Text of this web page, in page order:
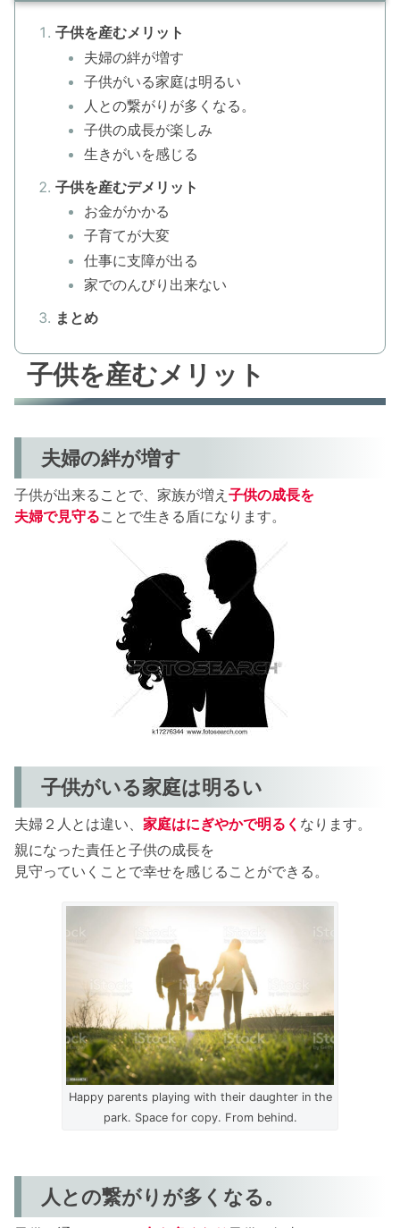
子供を産むメリット
夫婦の絆が増す
子供がいる家庭は明るい
人との繋がりが多くなる。
子供の成長が楽しみ
生きがいを感じる
子供を産むデメリット
お金がかかる
子育てが大変
仕事に支障が出る
家でのんびり出来ない
まとめ
子供を産むメリット
夫婦の絆が増す
子供が出来ることで、家族が増え 子供の成長を
夫婦で見守ることで生きる盾になります。
子供がいる家庭は明るい
夫婦２人とは違い、 家庭はにぎやかで明るく なります。
親になった責任と子供の成長を
見守っていくことで幸せを感じることができる。
Happy parents playing with their daughter in the
park. Space for copy. From behind.
人との繋がりが多くなる。